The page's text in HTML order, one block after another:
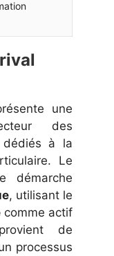
une
des
dédiés à la
Le
démarche
, utilisant le
comme actif
de
processus